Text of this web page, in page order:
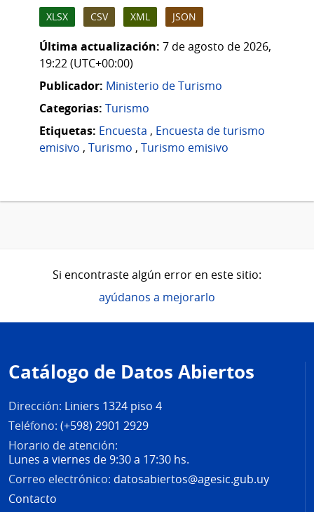
XLSX CSV XML JSON
Última actualización: 7 de agosto de 2026,
19:22 (UTC+00:00)
Publicador: Ministerio de Turismo
Categorias: Turismo
Etiquetas: Encuesta , Encuesta de turismo
emisivo , Turismo , Turismo emisivo
Si encontraste algún error en este sitio:
ayúdanos a mejorarlo
de
página
Catálogo de Datos Abiertos
Dirección: Liniers 1324 piso 4
Teléfono: (+598) 2901 2929
Horario de atención:
Lunes a viernes de 9:30 a 17:30 hs.
Correo electrónico: datosabiertos@agesic.gub.uy
Contacto